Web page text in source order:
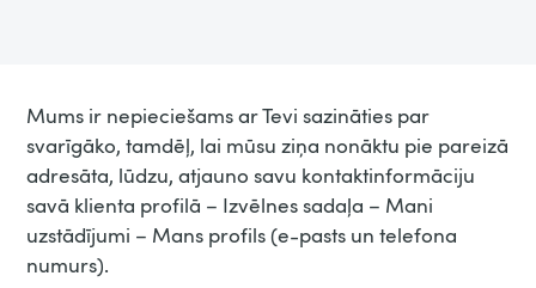
Mums ir nepieciešams ar Tevi sazināties par
svarīgāko, tamdēļ, lai mūsu ziņa nonāktu pie pareizā
adresāta, lūdzu, atjauno savu kontaktinformāciju
savā klienta profilā – Izvēlnes sadaļa – Mani
uzstādījumi – Mans profils (e-pasts un telefona
numurs).